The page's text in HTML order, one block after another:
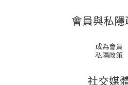
會員與私隱
成為會員
私隱政策
社交媒